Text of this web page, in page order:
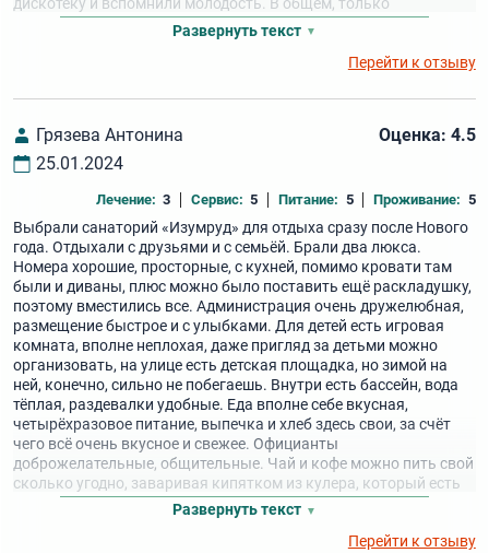
дискотеку и вспомнили молодость. В общем, только
позитивные эмоции. Спасибо большое!
Развернуть текст
Перейти к отзыву
Грязева Антонина
25.01.2024
Оценка: 4.5
Лечение: 3 Сервис: 5 Питание: 5 Проживание: 5
Выбрали санаторий «Изумруд» для отдыха сразу после Нового
года. Отдыхали с друзьями и с семьёй. Брали два люкса.
Номера хорошие, просторные, с кухней, помимо кровати там
были и диваны, плюс можно было поставить ещё раскладушку,
поэтому вместились все. Администрация очень дружелюбная,
размещение быстрое и с улыбками. Для детей есть игровая
комната, вполне неплохая, даже пригляд за детьми можно
организовать, на улице есть детская площадка, но зимой на
ней, конечно, сильно не побегаешь. Внутри есть бассейн, вода
тёплая, раздевалки удобные. Еда вполне себе вкусная,
четырёхразовое питание, выпечка и хлеб здесь свои, за счёт
чего всё очень вкусное и свежее. Официанты
доброжелательные, общительные. Чай и кофе можно пить свой
сколько угодно, заваривая кипятком из кулера, который есть
на этаже. После прогулки на морозе очень приятно согреться.
Жаль, что процедур крайне мало, хотелось попутно немного
оздоровиться. Но всё равно спасибо за вашу работу.
Развернуть текст
Перейти к отзыву